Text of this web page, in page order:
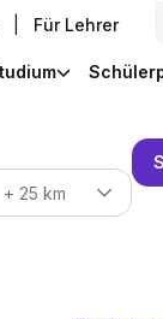
Für Lehrer
+ 25 km